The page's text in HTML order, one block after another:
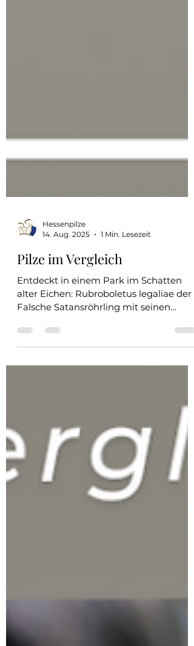
Hessenpilze
14. Aug. 2025
1 Min. Lesezeit
Pilze im Vergleich
Entdeckt in einem Park im Schatten
alter Eichen: Rubroboletus legaliae der